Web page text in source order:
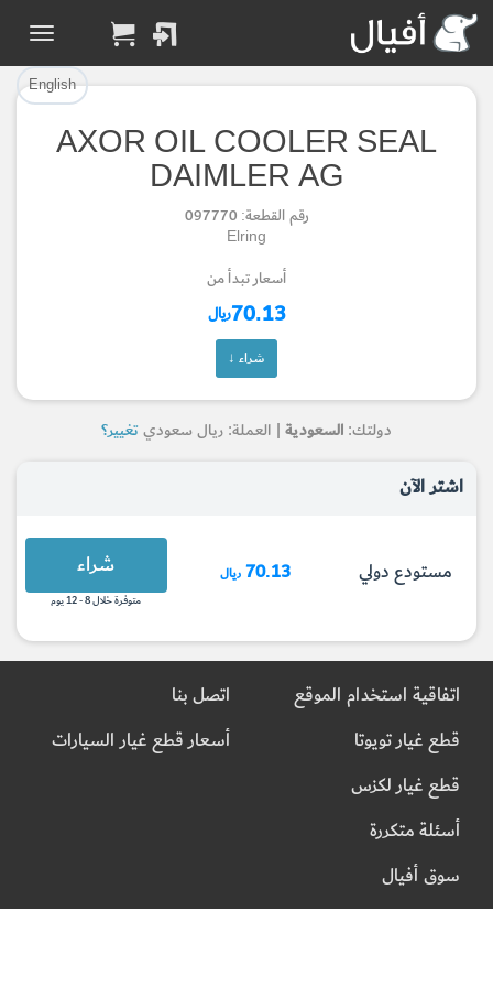
English
AXOR OIL COOLER SEAL
DAIMLER AG
رقم القطعة: 097770
Elring
أسعار تبدأ من
70.13ريال
شراء ↓
دولتك: السعودية | العملة: ريال سعوديتغيير؟
اشتر الآن
مستودع دولي 70.13 ريال شراء
متوفرة خلال 8 - 12 يوم
تم إضافة القطعة بنجاح.
الرجوع لصفحة البحث
Part Successfully
Selected
Return to Search Page
تم إضافة القطعة للسلة بنجاح.
إتمام عملية الشراء
Part Added to Cart
اتفاقية استخدام الموقع
قطع غيار تويوتا
قطع غيار لكزس
أسئلة متكررة
سوق أفيال
اتصل بنا
أسعار قطع غيار السيارات